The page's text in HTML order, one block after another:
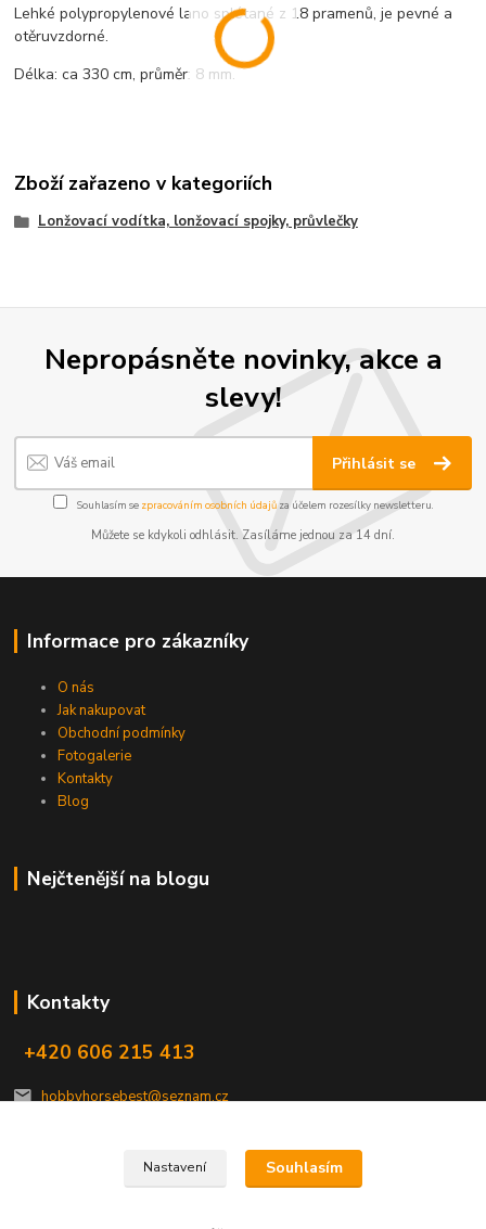
Lehké polypropylenové lano splétané z 18 pramenů, je pevné a
otěruvzdorné.
Délka: ca 330 cm, průměr: 8 mm.
Zboží zařazeno v kategoriích
Lonžovací vodítka, lonžovací spojky, průvlečky
Nepropásněte novinky, akce a
slevy!
Přihlásit se
Souhlasím se zpracováním osobních údajůza účelem rozesílky newsletteru.
Můžete se kdykoli odhlásit. Zasíláme jednou za 14 dní.
Informace pro zákazníky
O nás
Jak nakupovat
Obchodní podmínky
Fotogalerie
Kontakty
Blog
Nejčtenější na blogu
Kontakty
+420 606 215 413
hobbyhorsebest@seznam.cz
Nastavení Souhlasím